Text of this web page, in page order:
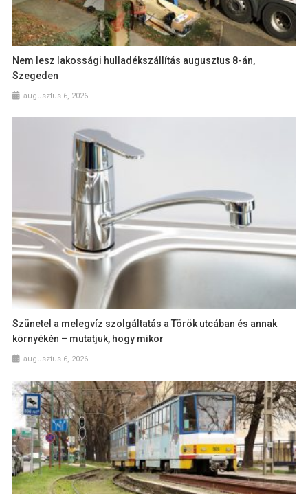
Nem lesz lakossági hulladékszállítás augusztus 8-án,
Szegeden
augusztus 6, 2026
Szünetel a melegvíz szolgáltatás a Török utcában és annak
környékén – mutatjuk, hogy mikor
augusztus 6, 2026